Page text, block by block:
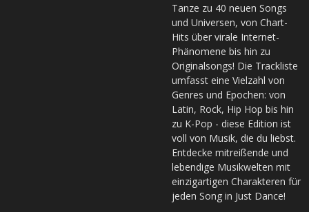
Tanze zu 40 neuen Songs
und Universen, von Chart-
Hits über virale Internet-
Phänomene bis hin zu
Originalsongs! Die Trackliste
umfasst eine Vielzahl von
Genres und Epochen: von
Latin, Rock, Hip Hop bis hin
zu K-Pop - diese Edition ist
voll von Musik, die du liebst.
Entdecke mitreißende und
lebendige Musikwelten mit
einzigartigen Charakteren für
jeden Song in Just Dance!